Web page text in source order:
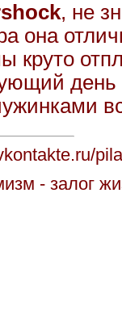
, не
она
круто
день
- залог